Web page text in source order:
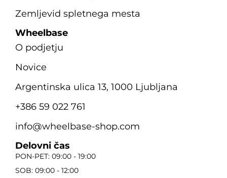
Zemljevid spletnega mesta
Wheelbase
O podjetju
Novice
Argentinska ulica 13, 1000 Ljubljana
+386 59 022 761
info@wheelbase-shop.com
Delovni čas
PON-PET: 09:00 - 19:00
SOB: 09:00 - 12:00